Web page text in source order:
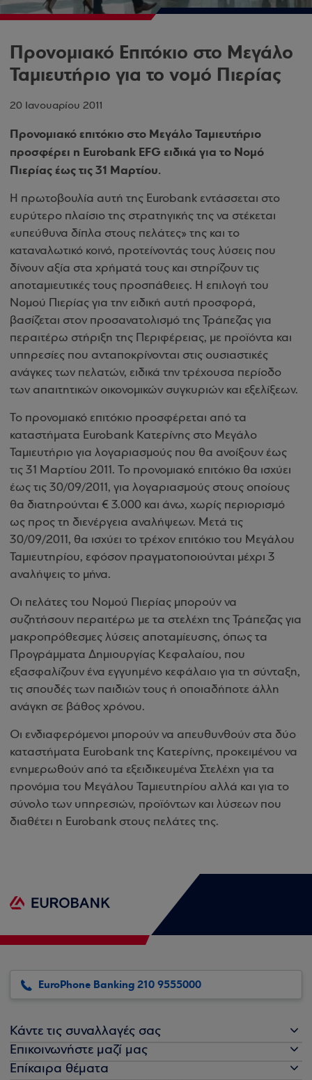
Προνομιακό Επιτόκιο στο Μεγάλο
Ταμιευτήριο για το νομό Πιερίας
20 Ιανουαρίου 2011
Προνομιακό επιτόκιο στο Μεγάλο Ταμιευτήριο
προσφέρει η Eurobank EFG ειδικά για το Νομό
Πιερίας έως τις 31 Μαρτίου.
Η πρωτοβουλία αυτή της Eurobank εντάσσεται στο
ευρύτερο πλαίσιο της στρατηγικής της να στέκεται
«υπεύθυνα δίπλα στους πελάτες» της και το
καταναλωτικό κοινό, προτείνοντάς τους λύσεις που
δίνουν αξία στα χρήματά τους και στηρίζουν τις
αποταμιευτικές τους προσπάθειες. Η επιλογή του
Νομού Πιερίας για την ειδική αυτή προσφορά,
βασίζεται στον προσανατολισμό της Τράπεζας για
περαιτέρω στήριξη της Περιφέρειας, με προϊόντα και
υπηρεσίες που ανταποκρίνονται στις ουσιαστικές
ανάγκες των πελατών, ειδικά την τρέχουσα περίοδο
των απαιτητικών οικονομικών συγκυριών και εξελίξεων.
Το προνομιακό επιτόκιο προσφέρεται από τα
καταστήματα Eurobank Κατερίνης στο Μεγάλο
Ταμιευτήριο για λογαριασμούς που θα ανοίξουν έως
τις 31 Μαρτίου 2011. Το προνομιακό επιτόκιο θα ισχύει
έως τις 30/09/2011, για λογαριασμούς στους οποίους
θα διατηρούνται € 3.000 και άνω, χωρίς περιορισμό
ως προς τη διενέργεια αναλήψεων. Μετά τις
30/09/2011, θα ισχύει το τρέχον επιτόκιο του Μεγάλου
Ταμιευτηρίου, εφόσον πραγματοποιούνται μέχρι 3
αναλήψεις το μήνα.
Οι πελάτες του Νομού Πιερίας μπορούν να
συζητήσουν περαιτέρω με τα στελέχη της Τράπεζας για
μακροπρόθεσμες λύσεις αποταμίευσης, όπως τα
Προγράμματα Δημιουργίας Κεφαλαίου, που
εξασφαλίζουν ένα εγγυημένο κεφάλαιο για τη σύνταξη,
τις σπουδές των παιδιών τους ή οποιαδήποτε άλλη
ανάγκη σε βάθος χρόνου.
Οι ενδιαφερόμενοι μπορούν να απευθυνθούν στα δύο
καταστήματα Eurobank της Κατερίνης, προκειμένου να
ενημερωθούν από τα εξειδικευμένα Στελέχη για τα
προνόμια του Μεγάλου Ταμιευτηρίου αλλά και για το
σύνολο των υπηρεσιών, προϊόντων και λύσεων που
διαθέτει η Eurobank στους πελάτες της.
EuroPhone Banking 210 9555000
Κάντε τις συναλλαγές σας
Επικοινωνήστε μαζί μας
Επίκαιρα θέματα